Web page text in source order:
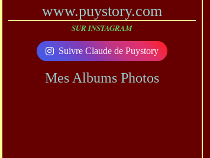
www.puystory.com
SUR INSTAGRAM
Suivre Claude de Puystory
Mes Albums Photos